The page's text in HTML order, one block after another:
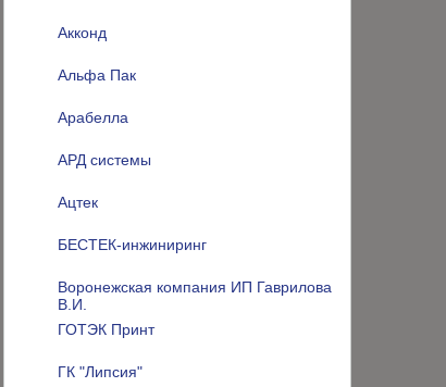
Акконд
Альфа Пак
Арабелла
АРД системы
Ацтек
БЕСТЕК-инжиниринг
Воронежская компания ИП Гаврилова
В.И.
ГОТЭК Принт
ГК "Липсия"